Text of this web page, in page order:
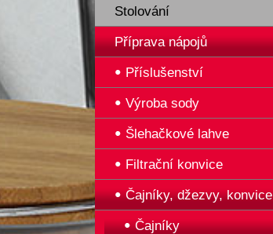
Stolování
Příprava nápojů
Příslušenství
Výroba sody
Šlehačkové lahve
Filtrační konvice
Čajníky, džezvy, konvice
Čajníky